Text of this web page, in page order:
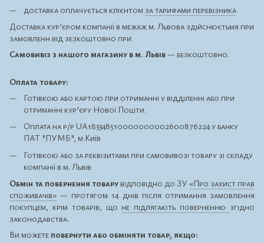
доставка оплачується клієнтом за тарифами перевізника
Доставка кур'єром компанії в межаж м. Львова здійснюєтьмя при
замовленн від зезкоштовно при
Самовивіз з нашого магазину в м. Львів— безкоштовно.
Оплата товару:
Готівкою або картою при отриманні у відділенні або при
отриманні кур'єру Нової Пошти.
Оплата на р/р UA183348510000000002600876224 у банку
ПАТ "ПУМБ", м.Київ
Готівкою або за реквізитами при самовивозі товару зі складу
компанії в м. Львів
Обмін та повернення товару відповідно до ЗУ «Про захист прав
споживачів» — протягом 14 днів після отримання замовлення
покупцем, крім товарів, що не підлягають поверненню згідно
законодавства.
Ви можете повернути або обміняти товар, якщо: